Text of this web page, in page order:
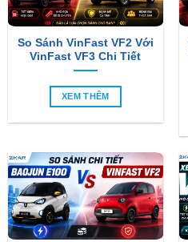
VinFast VF3 Chi Tiết
XEM THÊM
So Sánh Chi Tiết Baojun
E100 Và VinFast VF2